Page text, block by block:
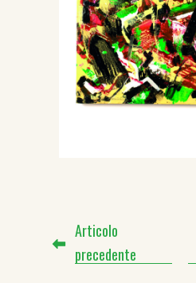
Articolo
precedente